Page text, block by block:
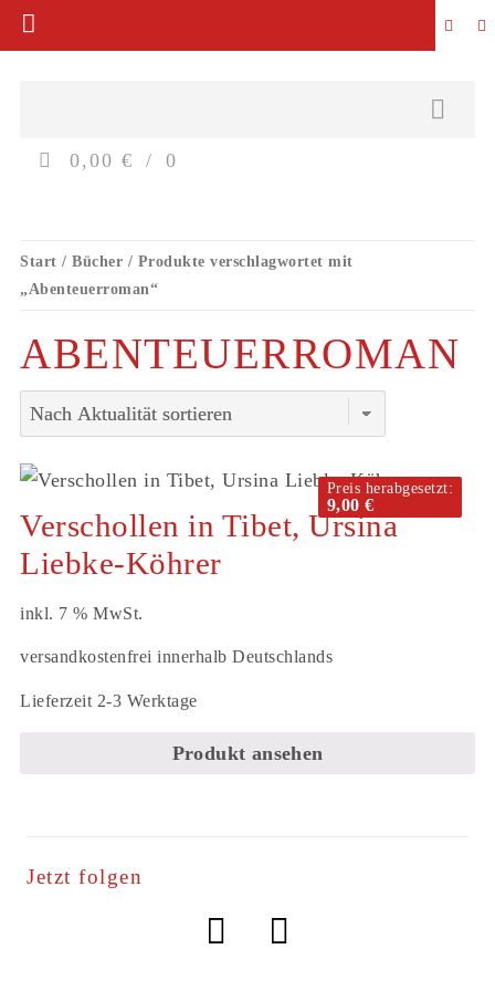
0,00 € 0
Start / Bücher / Produkte verschlagwortet mit
„Abenteuerroman“
ABENTEUERROMAN
Verschollen in Tibet, Ursina
Liebke-Köhrer
9,00 €
inkl. 7 % MwSt.
versandkostenfrei innerhalb Deutschlands
Lieferzeit 2-3 Werktage
Produkt ansehen
Jetzt folgen